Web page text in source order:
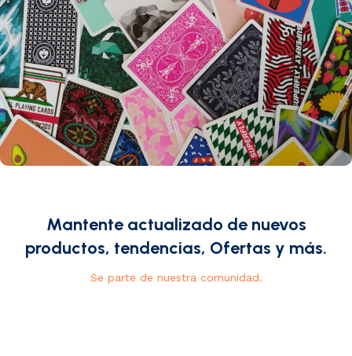
Mantente actualizado de nuevos
productos, tendencias, Ofertas y más.
Se parte de nuestra comunidad.